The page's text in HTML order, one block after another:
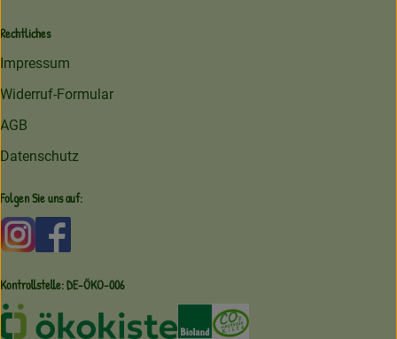
Rechtliches
Impressum
Widerruf-Formular
AGB
Datenschutz
Folgen Sie uns auf:
Externer Link zu https://www.instagram.com/
Kontrollstelle: DE-ÖKO-006
Externer Link zu /ueber-uns/
Externer Link zu /regionale-
Externer Link zu /